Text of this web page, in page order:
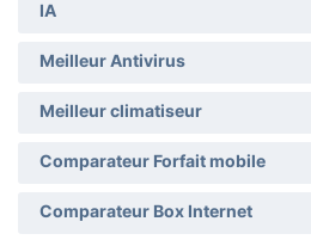
IA
Meilleur Antivirus
Meilleur climatiseur
Comparateur Forfait mobile
Comparateur Box Internet